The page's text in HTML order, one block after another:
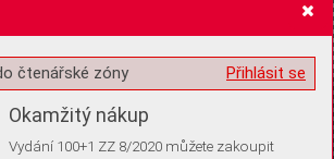
ukládáním volitelných informací
Přihlásit se
čtenářské zóny
Okamžitý nákup
Vydání 100+1 ZZ 8/2020 můžete zakoupit